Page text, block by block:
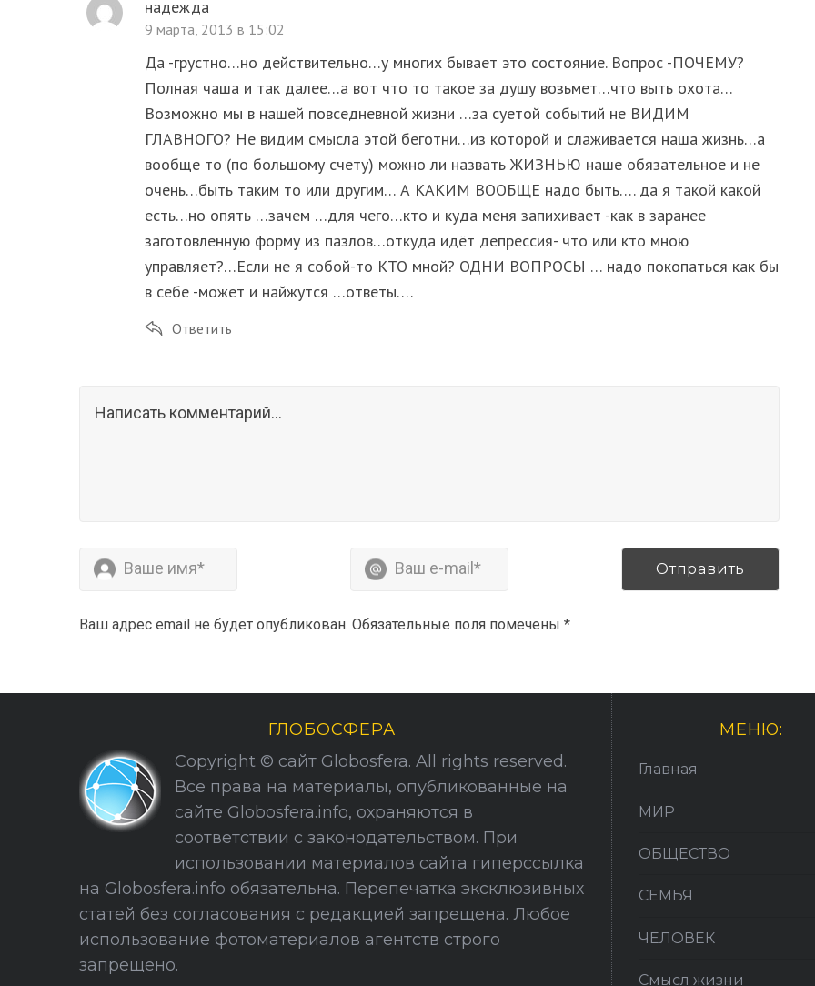
надежда
9 марта, 2013 в 15:02
Да -грустно…но действительно…у многих бывает это состояние. Вопрос -ПОЧЕМУ?
Полная чаша и так далее…а вот что то такое за душу возьмет…что выть охота…
Возможно мы в нашей повседневной жизни …за суетой событий не ВИДИМ
ГЛАВНОГО? Не видим смысла этой беготни…из которой и слаживается наша жизнь…а
вообще то (по большому счету) можно ли назвать ЖИЗНЬЮ наше обязательное и не
очень…быть таким то или другим… А КАКИМ ВООБЩЕ надо быть…. да я такой какой
есть…но опять …зачем …для чего…кто и куда меня запихивает -как в заранее
заготовленную форму из пазлов…откуда идёт депрессия- что или кто мною
управляет?…Если не я собой-то КТО мной? ОДНИ ВОПРОСЫ … надо покопаться как бы
в себе -может и найжутся …ответы….
Ответить
Ваш адрес email не будет опубликован. Обязательные поля помечены *
ГЛОБОСФЕРА
Copyright © сайт Globosfera. All rights reserved.
Все права на материалы, опубликованные на
сайте Globosfera.info, охраняются в
соответствии с законодательством. При
использовании материалов сайта гиперссылка
на Globosfera.info обязательна. Перепечатка эксклюзивных
статей без согласования с редакцией запрещена. Любое
использование фотоматериалов агентств строго
запрещено.
МЕНЮ:
Главная
МИР
ОБЩЕСТВО
СЕМЬЯ
ЧЕЛОВЕК
Смысл жизни